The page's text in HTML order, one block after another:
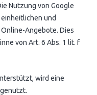
Nutzung von Google
und
Angebote. Dies
von Art. 6 Abs. 1 lit. f
wird eine